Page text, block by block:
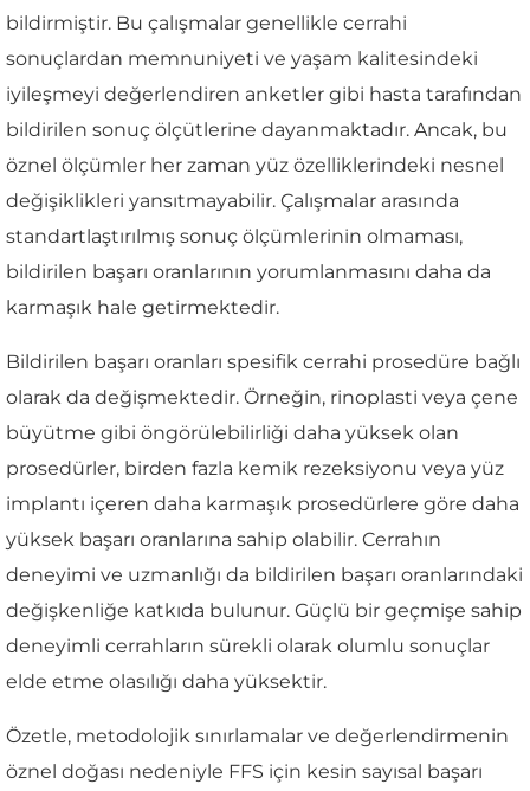
bildirmiştir. Bu çalışmalar genellikle cerrahi
sonuçlardan memnuniyeti ve yaşam kalitesindeki
iyileşmeyi değerlendiren anketler gibi hasta tarafından
bildirilen sonuç ölçütlerine dayanmaktadır. Ancak, bu
öznel ölçümler her zaman yüz özelliklerindeki nesnel
değişiklikleri yansıtmayabilir. Çalışmalar arasında
standartlaştırılmış sonuç ölçümlerinin olmaması,
bildirilen başarı oranlarının yorumlanmasını daha da
karmaşık hale getirmektedir.
Bildirilen başarı oranları spesifik cerrahi prosedüre bağlı
olarak da değişmektedir. Örneğin, rinoplasti veya çene
büyütme gibi öngörülebilirliği daha yüksek olan
prosedürler, birden fazla kemik rezeksiyonu veya yüz
implantı içeren daha karmaşık prosedürlere göre daha
yüksek başarı oranlarına sahip olabilir. Cerrahın
deneyimi ve uzmanlığı da bildirilen başarı oranlarındaki
değişkenliğe katkıda bulunur. Güçlü bir geçmişe sahip
deneyimli cerrahların sürekli olarak olumlu sonuçlar
elde etme olasılığı daha yüksektir.
Özetle, metodolojik sınırlamalar ve değerlendirmenin
öznel doğası nedeniyle FFS için kesin sayısal başarı